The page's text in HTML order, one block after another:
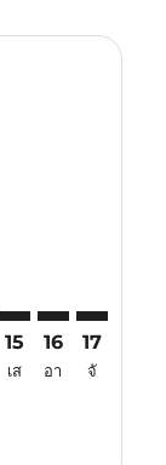
15
เส
16
อา
17
จั